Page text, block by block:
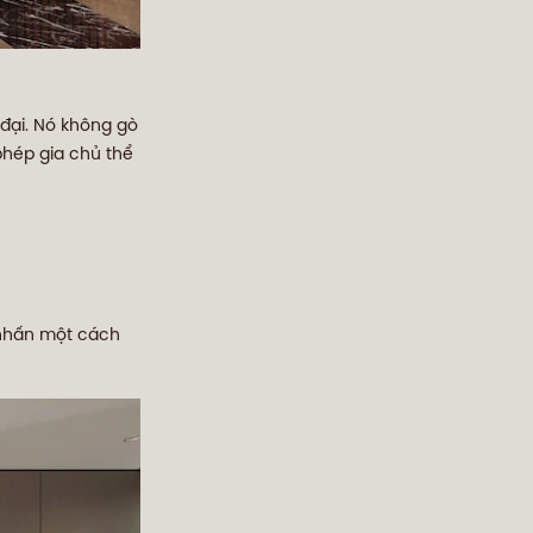
Nó không gò
gia chủ thể
một cách